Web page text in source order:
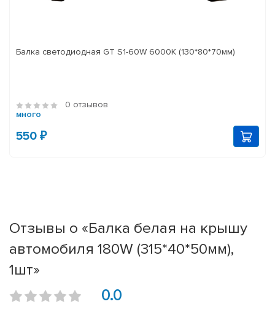
Балка светодиодная GT S1-60W 6000K (130*80*70мм)
0 отзывов
много
550 ₽
Отзывы о «Балка белая на крышу
автомобиля 180W (315*40*50мм),
1шт»
0.0